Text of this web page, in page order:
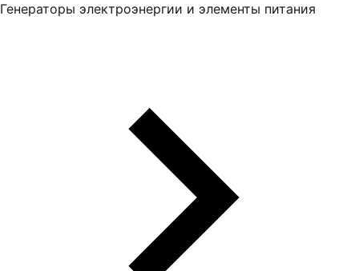
Генераторы электроэнергии и элементы питания